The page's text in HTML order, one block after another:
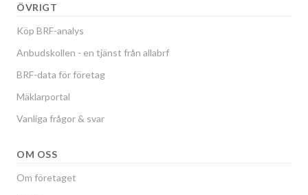
ÖVRIGT
Köp BRF-analys
Anbudskollen - en tjänst från allabrf
BRF-data för företag
Mäklarportal
Vanliga frågor & svar
OM OSS
Om företaget